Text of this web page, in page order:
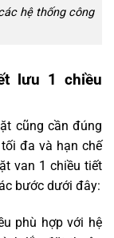
hệ thống công
lưu 1 chiều
cũng cần đúng
đa và hạn chế
van 1 chiều tiết
bước dưới đây:
phù hợp với hệ